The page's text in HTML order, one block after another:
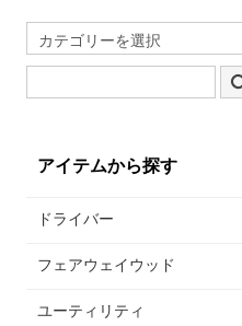
アイテムから探す
ドライバー
フェアウェイウッド
ユーティリティ